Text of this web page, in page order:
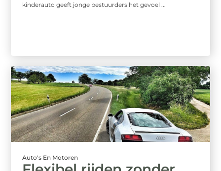
kinderauto geeft jonge bestuurders het gevoel ...
Auto's En Motoren